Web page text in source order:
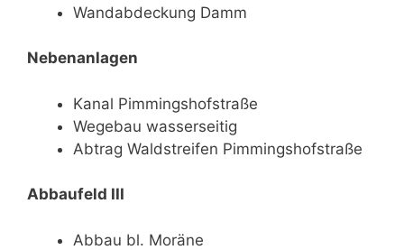
Wandabdeckung Damm
Nebenanlagen
Kanal Pimmingshofstraße
Wegebau wasserseitig
Abtrag Waldstreifen Pimmingshofstraße
Abbaufeld III
Abbau bl. Moräne